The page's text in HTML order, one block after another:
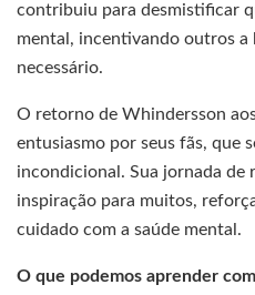
contribuiu para desmistificar
mental, incentivando outros a
necessário.
O retorno de Whindersson
entusiasmo por seus fãs, que
incondicional. Sua jornada de
inspiração para muitos,
cuidado com a saúde mental.
O que podemos aprender